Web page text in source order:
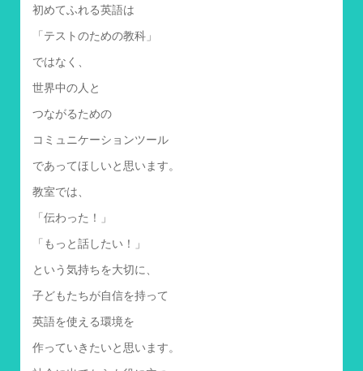
初めてふれる英語は
「テストのための教科」
ではなく、
世界中の人と
つながるための
コミュニケーションツール
であってほしいと思います。
教室では、
「伝わった！」
「もっと話したい！」
という気持ちを大切に、
子どもたちが自信を持って
英語を使える環境を
作っていきたいと思います。